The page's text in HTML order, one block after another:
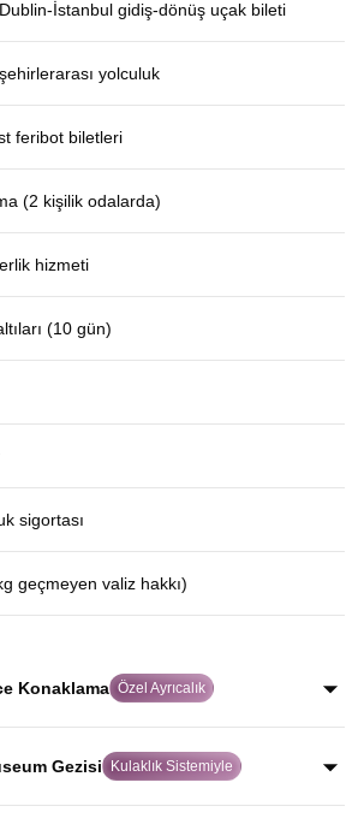
İstanbul gidiş-dönüş uçak bileti
yolculuk
feribot biletleri
(2 kişilik odalarda)
hizmeti
(10 gün)
sigortası
geçmeyen valiz hakkı)
Konaklama Özel Ayrıcalık
geçilen Edinburgh’ta iki gece
aceleye getirmeden, İskoç ruhunu
keşfedersiniz.
Gezisi Kulaklık Sistemiyle
eşliğinde ve kulaklık sistemiyle